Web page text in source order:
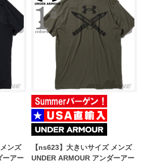
ンズ
ーアー
【ns623】大きいサイズ メンズ
UNDER ARMOUR アンダーアー